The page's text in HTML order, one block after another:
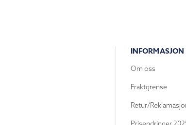
INFORMASJON
Om oss
Fraktgrense
Retur/